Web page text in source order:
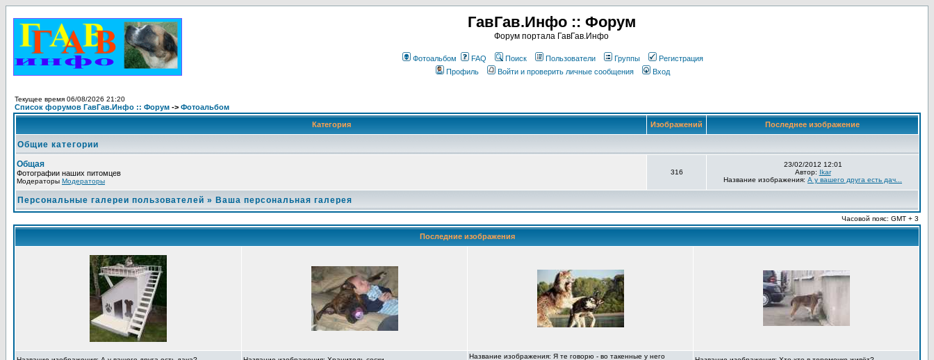
ГавГав.Инфо :: Форум
Форум портала ГавГав.Инфо
Фотоальбом FAQ Поиск Пользователи Группы
Регистрация
Профиль
Войти и проверить личные сообщения Вход
Текущее время 06/08/2026 21:20
Список форумов ГавГав.Инфо :: Форум -> Фотоальбом
Категория Изображений Последнее изображение
Общие категории
Общая
Фотографии наших питомцев
Модераторы Модераторы
316
23/02/2012 12:01
Автор: Ikar
Название изображения: А у вашего друга есть дач...
Персональные галереи пользователей » Ваша персональная галерея
Часовой пояс: GMT + 3
Последние изображения
Название изображения: Я те говорю - во такенные у него